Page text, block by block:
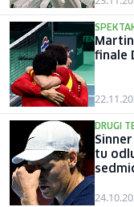
finale
DRUGI
tu